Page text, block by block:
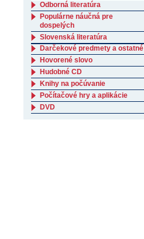
Odborná literatúra
Populárne náučná pre
dospelých
Slovenská literatúra
Darčekové predmety a ostatné
Hovorené slovo
Hudobné CD
Knihy na počúvanie
Počítačové hry a aplikácie
DVD